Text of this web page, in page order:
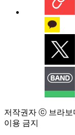
저작권자 ⓒ 브라보
이용 금지